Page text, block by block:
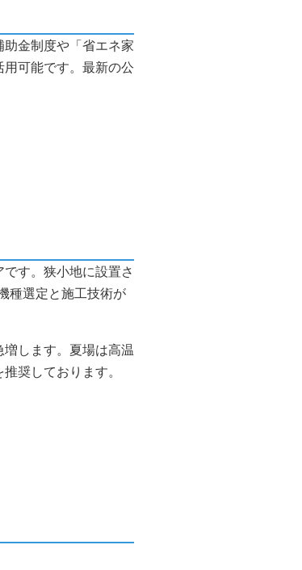
金制度や「省エネ家
可能です。最新の公
す。狭小地に設置さ
種選定と施工技術が
します。夏場は高温
奨しております。